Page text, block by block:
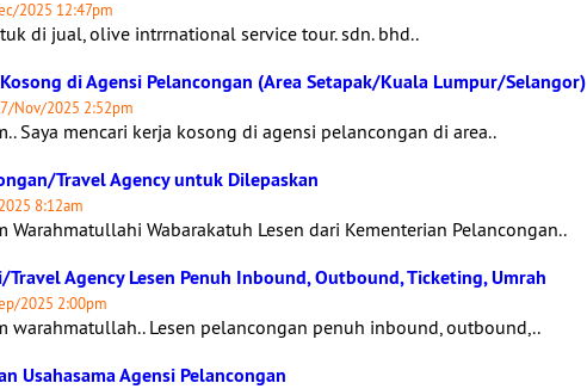
2025 12:47pm
di jual, olive intrrnational service tour. sdn. bhd..
di Agensi Pelancongan (Area Setapak/Kuala Lumpur/Selangor)
Nov/2025 2:52pm
Saya mencari kerja kosong di agensi pelancongan di area..
Travel Agency untuk Dilepaskan
8:12am
Warahmatullahi Wabarakatuh Lesen dari Kementerian Pelancongan..
Travel Agency Lesen Penuh Inbound, Outbound, Ticketing, Umrah
2025 2:00pm
warahmatullah.. Lesen pelancongan penuh inbound, outbound,..
Usahasama Agensi Pelancongan